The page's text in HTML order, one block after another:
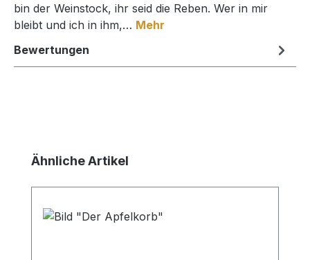
bin der Weinstock, ihr seid die Reben. Wer in mir
bleibt und ich in ihm,… Mehr
Bewertungen
Produktgalerie überspringen
Ähnliche Artikel